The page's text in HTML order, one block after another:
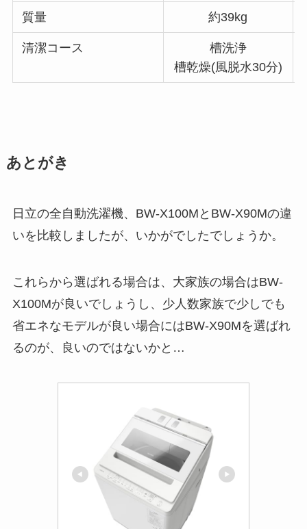
質量 約39kg
清潔コース
槽洗浄
槽乾燥(風脱水30分)
あとがき
日立の全自動洗濯機、BW-X100MとBW-X90Mの違
いを比較しましたが、いかがでしたでしょうか。
これらから選ばれる場合は、大家族の場合はBW-
X100Mが良いでしょうし、少人数家族で少しでも
省エネなモデルが良い場合にはBW-X90Mを選ばれ
るのが、良いのではないかと…